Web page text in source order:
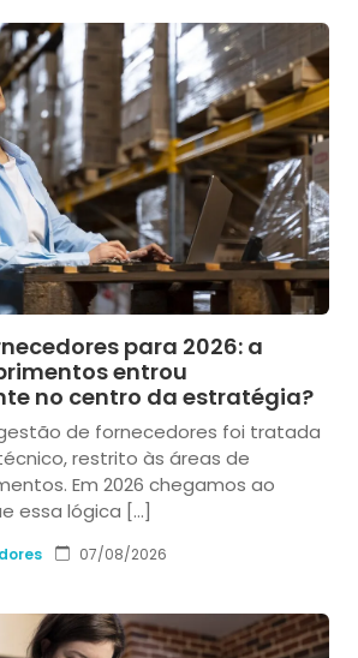
para 2026: a
entrou
no centro da estratégia?
de fornecedores foi tratada
restrito às áreas de
Em 2026 chegamos ao
essa lógica […]
07/08/2026